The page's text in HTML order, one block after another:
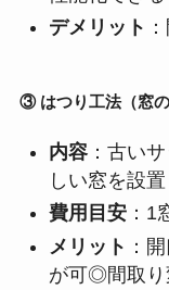
デメリット
③ はつり工法（窓の
内容：古い
しい窓を設置
費用目安：1
メリット ：
が可◎間取